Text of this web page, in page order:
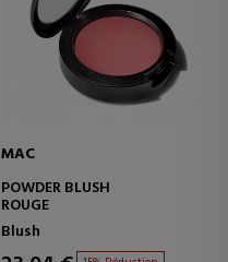
MAC
POWDER BLUSH
ROUGE
Blush